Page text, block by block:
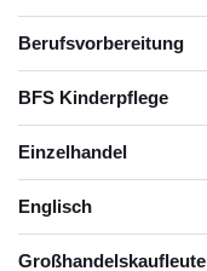
Berufsvorbereitung
BFS Kinderpflege
Einzelhandel
Englisch
Großhandelskaufleute